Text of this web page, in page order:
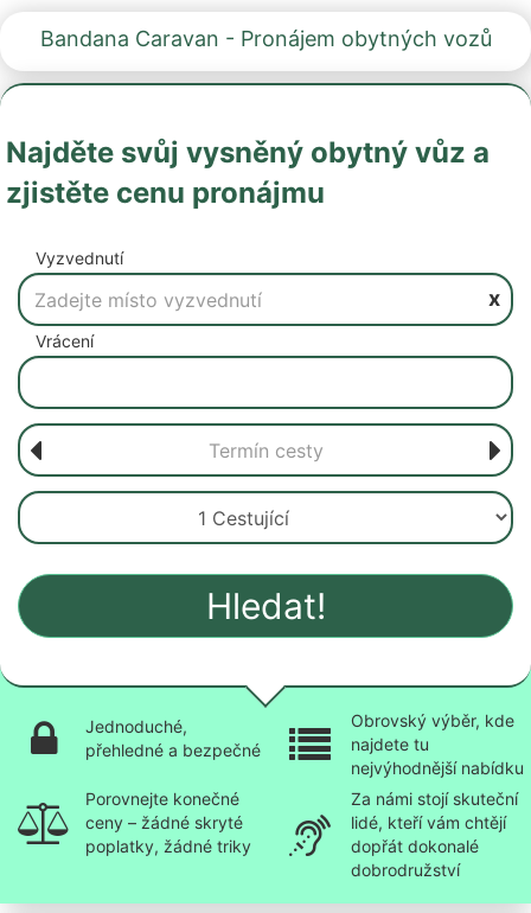
Bandana Caravan - Pronájem obytných vozů
Najděte svůj vysněný obytný vůz a
zjistěte cenu pronájmu
Vyzvednutí
x
Vrácení
Hledat!
Jednoduché,
přehledné a bezpečné
Obrovský výběr, kde
najdete tu
nejvýhodnější nabídku
Porovnejte konečné
ceny – žádné skryté
poplatky, žádné triky
Za námi stojí skuteční
lidé, kteří vám chtějí
dopřát dokonalé
dobrodružství